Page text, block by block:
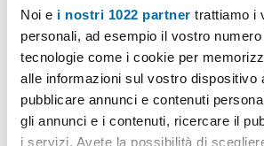
Noi e i nostri 1022 partner trattiamo i
personali, ad esempio il vostro
tecnologie come i cookie per
alle informazioni sul vostro dispositivo
pubblicare annunci e contenuti
gli annunci e i contenuti, ricercare il
i servizi. Avete la possibilità di
Qualcuno ti ha
Ci dispiace,questo annuncio non è più
scoraggiare, in Mioaffitto troverai